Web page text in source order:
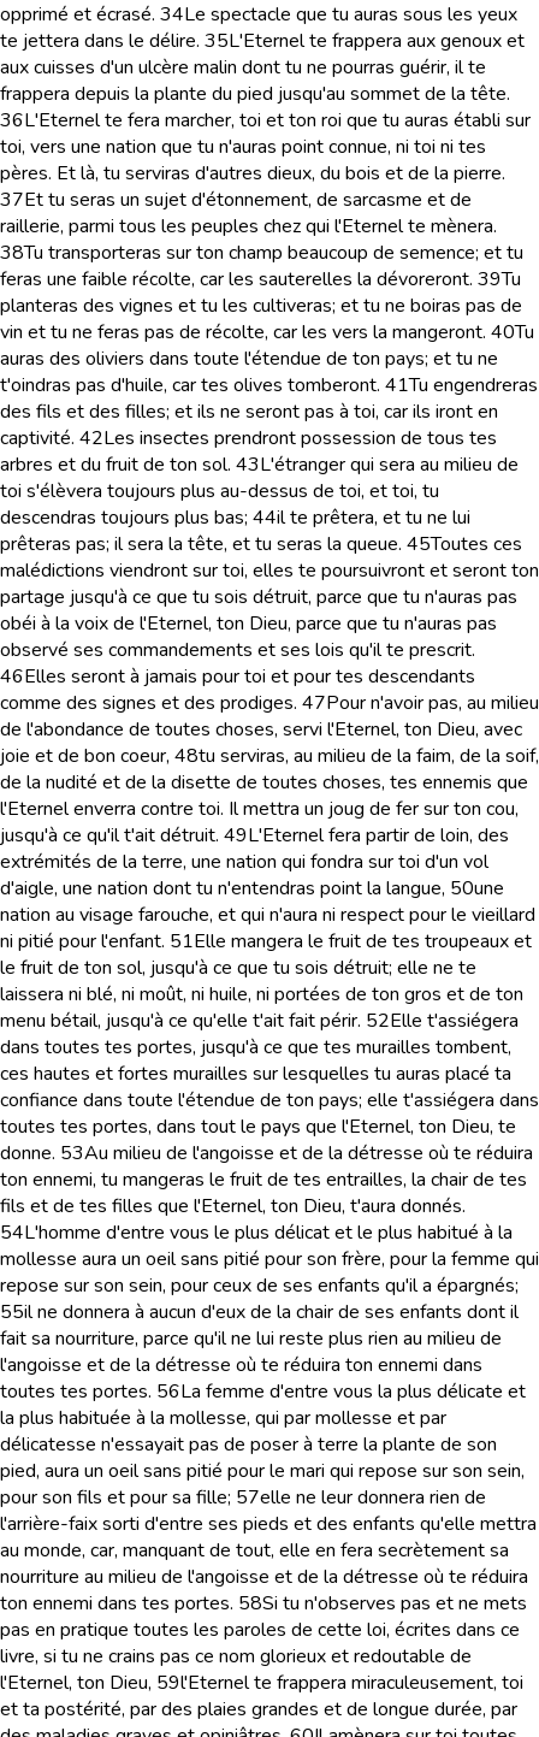
opprimé et écrasé. 34Le spectacle que tu auras sous les yeux
te jettera dans le délire. 35L'Eternel te frappera aux genoux et
aux cuisses d'un ulcère malin dont tu ne pourras guérir, il te
frappera depuis la plante du pied jusqu'au sommet de la tête.
36L'Eternel te fera marcher, toi et ton roi que tu auras établi sur
toi, vers une nation que tu n'auras point connue, ni toi ni tes
pères. Et là, tu serviras d'autres dieux, du bois et de la pierre.
37Et tu seras un sujet d'étonnement, de sarcasme et de
raillerie, parmi tous les peuples chez qui l'Eternel te mènera.
38Tu transporteras sur ton champ beaucoup de semence; et tu
feras une faible récolte, car les sauterelles la dévoreront. 39Tu
planteras des vignes et tu les cultiveras; et tu ne boiras pas de
vin et tu ne feras pas de récolte, car les vers la mangeront. 40Tu
auras des oliviers dans toute l'étendue de ton pays; et tu ne
t'oindras pas d'huile, car tes olives tomberont. 41Tu engendreras
des fils et des filles; et ils ne seront pas à toi, car ils iront en
captivité. 42Les insectes prendront possession de tous tes
arbres et du fruit de ton sol. 43L'étranger qui sera au milieu de
toi s'élèvera toujours plus au-dessus de toi, et toi, tu
descendras toujours plus bas; 44il te prêtera, et tu ne lui
prêteras pas; il sera la tête, et tu seras la queue. 45Toutes ces
malédictions viendront sur toi, elles te poursuivront et seront ton
partage jusqu'à ce que tu sois détruit, parce que tu n'auras pas
obéi à la voix de l'Eternel, ton Dieu, parce que tu n'auras pas
observé ses commandements et ses lois qu'il te prescrit.
46Elles seront à jamais pour toi et pour tes descendants
comme des signes et des prodiges. 47Pour n'avoir pas, au milieu
de l'abondance de toutes choses, servi l'Eternel, ton Dieu, avec
joie et de bon coeur, 48tu serviras, au milieu de la faim, de la soif,
de la nudité et de la disette de toutes choses, tes ennemis que
l'Eternel enverra contre toi. Il mettra un joug de fer sur ton cou,
jusqu'à ce qu'il t'ait détruit. 49L'Eternel fera partir de loin, des
extrémités de la terre, une nation qui fondra sur toi d'un vol
d'aigle, une nation dont tu n'entendras point la langue, 50une
nation au visage farouche, et qui n'aura ni respect pour le vieillard
ni pitié pour l'enfant. 51Elle mangera le fruit de tes troupeaux et
le fruit de ton sol, jusqu'à ce que tu sois détruit; elle ne te
laissera ni blé, ni moût, ni huile, ni portées de ton gros et de ton
menu bétail, jusqu'à ce qu'elle t'ait fait périr. 52Elle t'assiégera
dans toutes tes portes, jusqu'à ce que tes murailles tombent,
ces hautes et fortes murailles sur lesquelles tu auras placé ta
confiance dans toute l'étendue de ton pays; elle t'assiégera dans
toutes tes portes, dans tout le pays que l'Eternel, ton Dieu, te
donne. 53Au milieu de l'angoisse et de la détresse où te réduira
ton ennemi, tu mangeras le fruit de tes entrailles, la chair de tes
fils et de tes filles que l'Eternel, ton Dieu, t'aura donnés.
54L'homme d'entre vous le plus délicat et le plus habitué à la
mollesse aura un oeil sans pitié pour son frère, pour la femme qui
repose sur son sein, pour ceux de ses enfants qu'il a épargnés;
55il ne donnera à aucun d'eux de la chair de ses enfants dont il
fait sa nourriture, parce qu'il ne lui reste plus rien au milieu de
l'angoisse et de la détresse où te réduira ton ennemi dans
toutes tes portes. 56La femme d'entre vous la plus délicate et
la plus habituée à la mollesse, qui par mollesse et par
délicatesse n'essayait pas de poser à terre la plante de son
pied, aura un oeil sans pitié pour le mari qui repose sur son sein,
pour son fils et pour sa fille; 57elle ne leur donnera rien de
l'arrière-faix sorti d'entre ses pieds et des enfants qu'elle mettra
au monde, car, manquant de tout, elle en fera secrètement sa
nourriture au milieu de l'angoisse et de la détresse où te réduira
ton ennemi dans tes portes. 58Si tu n'observes pas et ne mets
pas en pratique toutes les paroles de cette loi, écrites dans ce
livre, si tu ne crains pas ce nom glorieux et redoutable de
l'Eternel, ton Dieu, 59l'Eternel te frappera miraculeusement, toi
et ta postérité, par des plaies grandes et de longue durée, par